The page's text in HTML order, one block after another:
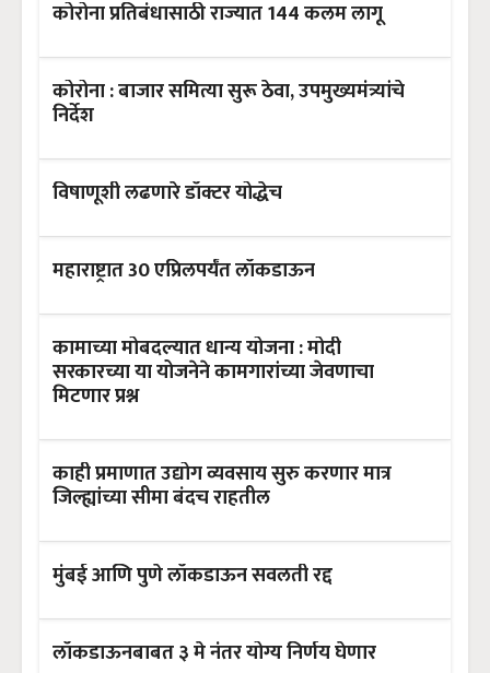
कोरोना प्रतिबंधासाठी राज्यात 144 कलम लागू
कोरोना : बाजार समित्या सुरू ठेवा, उपमुख्यमंत्र्यांचे
निर्देश
विषाणूशी लढणारे डॉक्टर योद्धेच
महाराष्ट्रात 30 एप्रिलपर्यंत लॉकडाऊन
कामाच्या मोबदल्यात धान्य योजना : मोदी
सरकारच्या या योजनेने कामगारांच्या जेवणाचा
मिटणार प्रश्न
काही प्रमाणात उद्योग व्यवसाय सुरु करणार मात्र
जिल्ह्यांच्या सीमा बंदच राहतील
मुंबई आणि पुणे लॉकडाऊन सवलती रद्द
लॉकडाऊनबाबत ३ मे नंतर योग्य निर्णय घेणार